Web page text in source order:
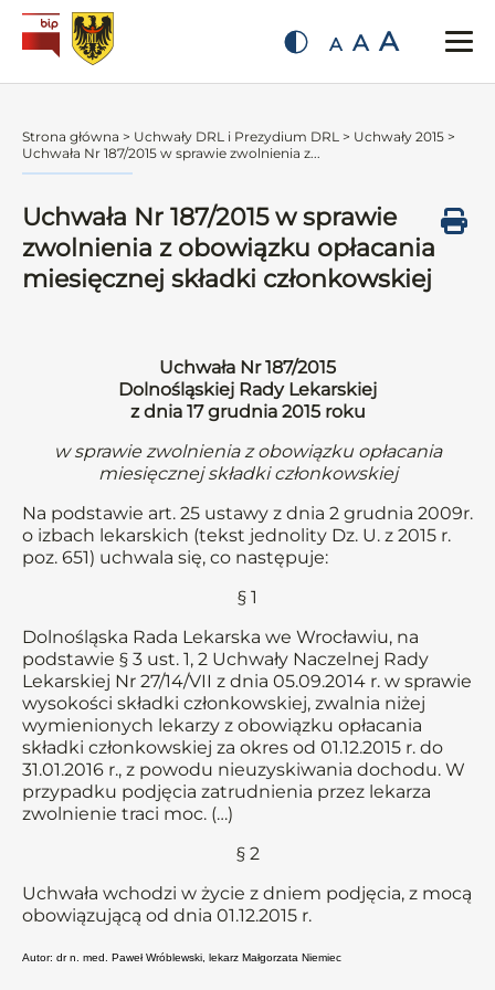
A A A
Strona główna > Uchwały DRL i Prezydium DRL > Uchwały 2015 >
Uchwała Nr 187/2015 w sprawie zwolnienia z...
Uchwała Nr 187/2015 w sprawie
zwolnienia z obowiązku opłacania
miesięcznej składki członkowskiej
Uchwała Nr 187/2015
Dolnośląskiej Rady Lekarskiej
z dnia 17 grudnia 2015 roku
w sprawie zwolnienia z obowiązku opłacania
miesięcznej składki członkowskiej
Na podstawie art. 25 ustawy z dnia 2 grudnia 2009r.
o izbach lekarskich (tekst jednolity Dz. U. z 2015 r.
poz. 651) uchwala się, co następuje:
§ 1
Dolnośląska Rada Lekarska we Wrocławiu, na
podstawie § 3 ust. 1, 2 Uchwały Naczelnej Rady
Lekarskiej Nr 27/14/VII z dnia 05.09.2014 r. w sprawie
wysokości składki członkowskiej, zwalnia niżej
wymienionych lekarzy z obowiązku opłacania
składki członkowskiej za okres od 01.12.2015 r. do
31.01.2016 r., z powodu nieuzyskiwania dochodu. W
przypadku podjęcia zatrudnienia przez lekarza
zwolnienie traci moc. (…)
§ 2
Uchwała wchodzi w życie z dniem podjęcia, z mocą
obowiązującą od dnia 01.12.2015 r.
Autor: dr n. med. Paweł Wróblewski, lekarz Małgorzata Niemiec